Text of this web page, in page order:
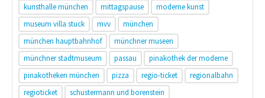
kunsthalle münchen
mittagspause
moderne kunst
museum villa stuck
mvv
münchen
münchen hauptbahnhof
münchner museen
münchner stadtmuseum
passau
pinakothek der moderne
pinakotheken münchen
pizza regio-ticket
regionalbahn
regioticket
schustermann und borenstein